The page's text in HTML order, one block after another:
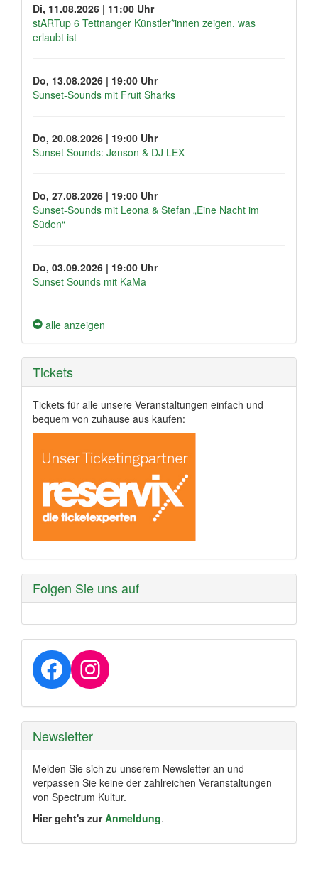
Di, 11.08.2026 | 11:00 Uhr
stARTup 6 Tettnanger Künstler*innen zeigen, was
erlaubt ist
Do, 13.08.2026 | 19:00 Uhr
Sunset-Sounds mit Fruit Sharks
Do, 20.08.2026 | 19:00 Uhr
Sunset Sounds: Jønson & DJ LEX
Do, 27.08.2026 | 19:00 Uhr
Sunset-Sounds mit Leona & Stefan „Eine Nacht im
Süden“
Do, 03.09.2026 | 19:00 Uhr
Sunset Sounds mit KaMa
alle anzeigen
Tickets
Tickets für alle unsere Veranstaltungen einfach und
bequem von zuhause aus kaufen:
Folgen Sie uns auf
Facebook
Instagram
Newsletter
Melden Sie sich zu unserem Newsletter an und
verpassen Sie keine der zahlreichen Veranstaltungen
von Spectrum Kultur.
Hier geht's zurAnmeldung.